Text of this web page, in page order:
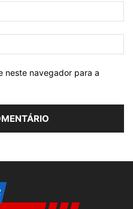
neste navegador para a